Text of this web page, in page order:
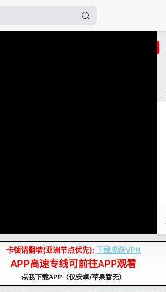
卡顿请翻墙(亚洲节点优先): 下载虎跃VPN
APP高速专线可前往APP观看
点我下载APP（仅安卓/苹果暂无）